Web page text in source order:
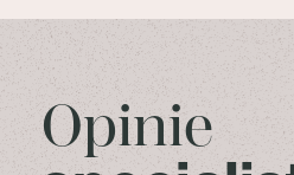
Opinie